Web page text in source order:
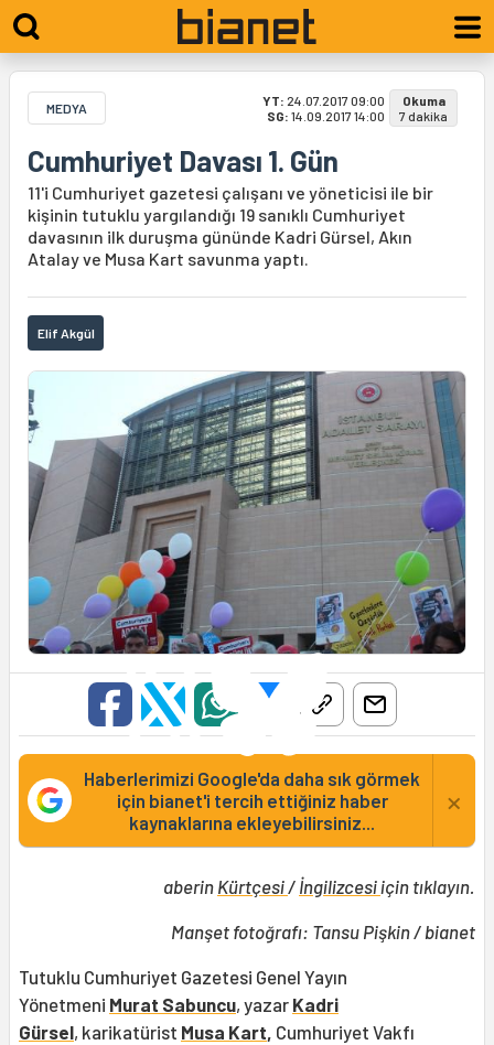
MEDYA YT: 24.07.2017 09:00
SG: 14.09.2017 14:00
Okuma
7 dakika
Cumhuriyet Davası 1. Gün
11'i Cumhuriyet gazetesi çalışanı ve yöneticisi ile bir
kişinin tutuklu yargılandığı 19 sanıklı Cumhuriyet
davasının ilk duruşma gününde Kadri Gürsel, Akın
Atalay ve Musa Kart savunma yaptı.
Elif Akgül
Haberlerimizi Google'da daha sık görmek
için bianet'i tercih ettiğiniz haber
kaynaklarına ekleyebilirsiniz...
×
aberin Kürtçesi/ İngilizcesiiçin tıklayın.
Manşet fotoğrafı: Tansu Pişkin / bianet
Tutuklu Cumhuriyet Gazetesi Genel Yayın
Yönetmeni Murat Sabuncu, yazar Kadri
Gürsel, karikatürist Musa Kart, Cumhuriyet Vakfı